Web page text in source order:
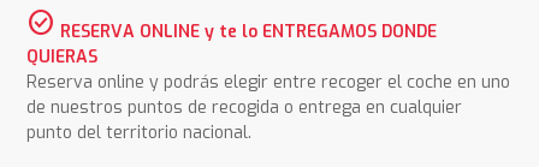
check_circle RESERVA ONLINE y te lo ENTREGAMOS DONDE
QUIERAS
Reserva online y podrás elegir entre recoger el coche en uno
de nuestros puntos de recogida o entrega en cualquier
punto del territorio nacional.